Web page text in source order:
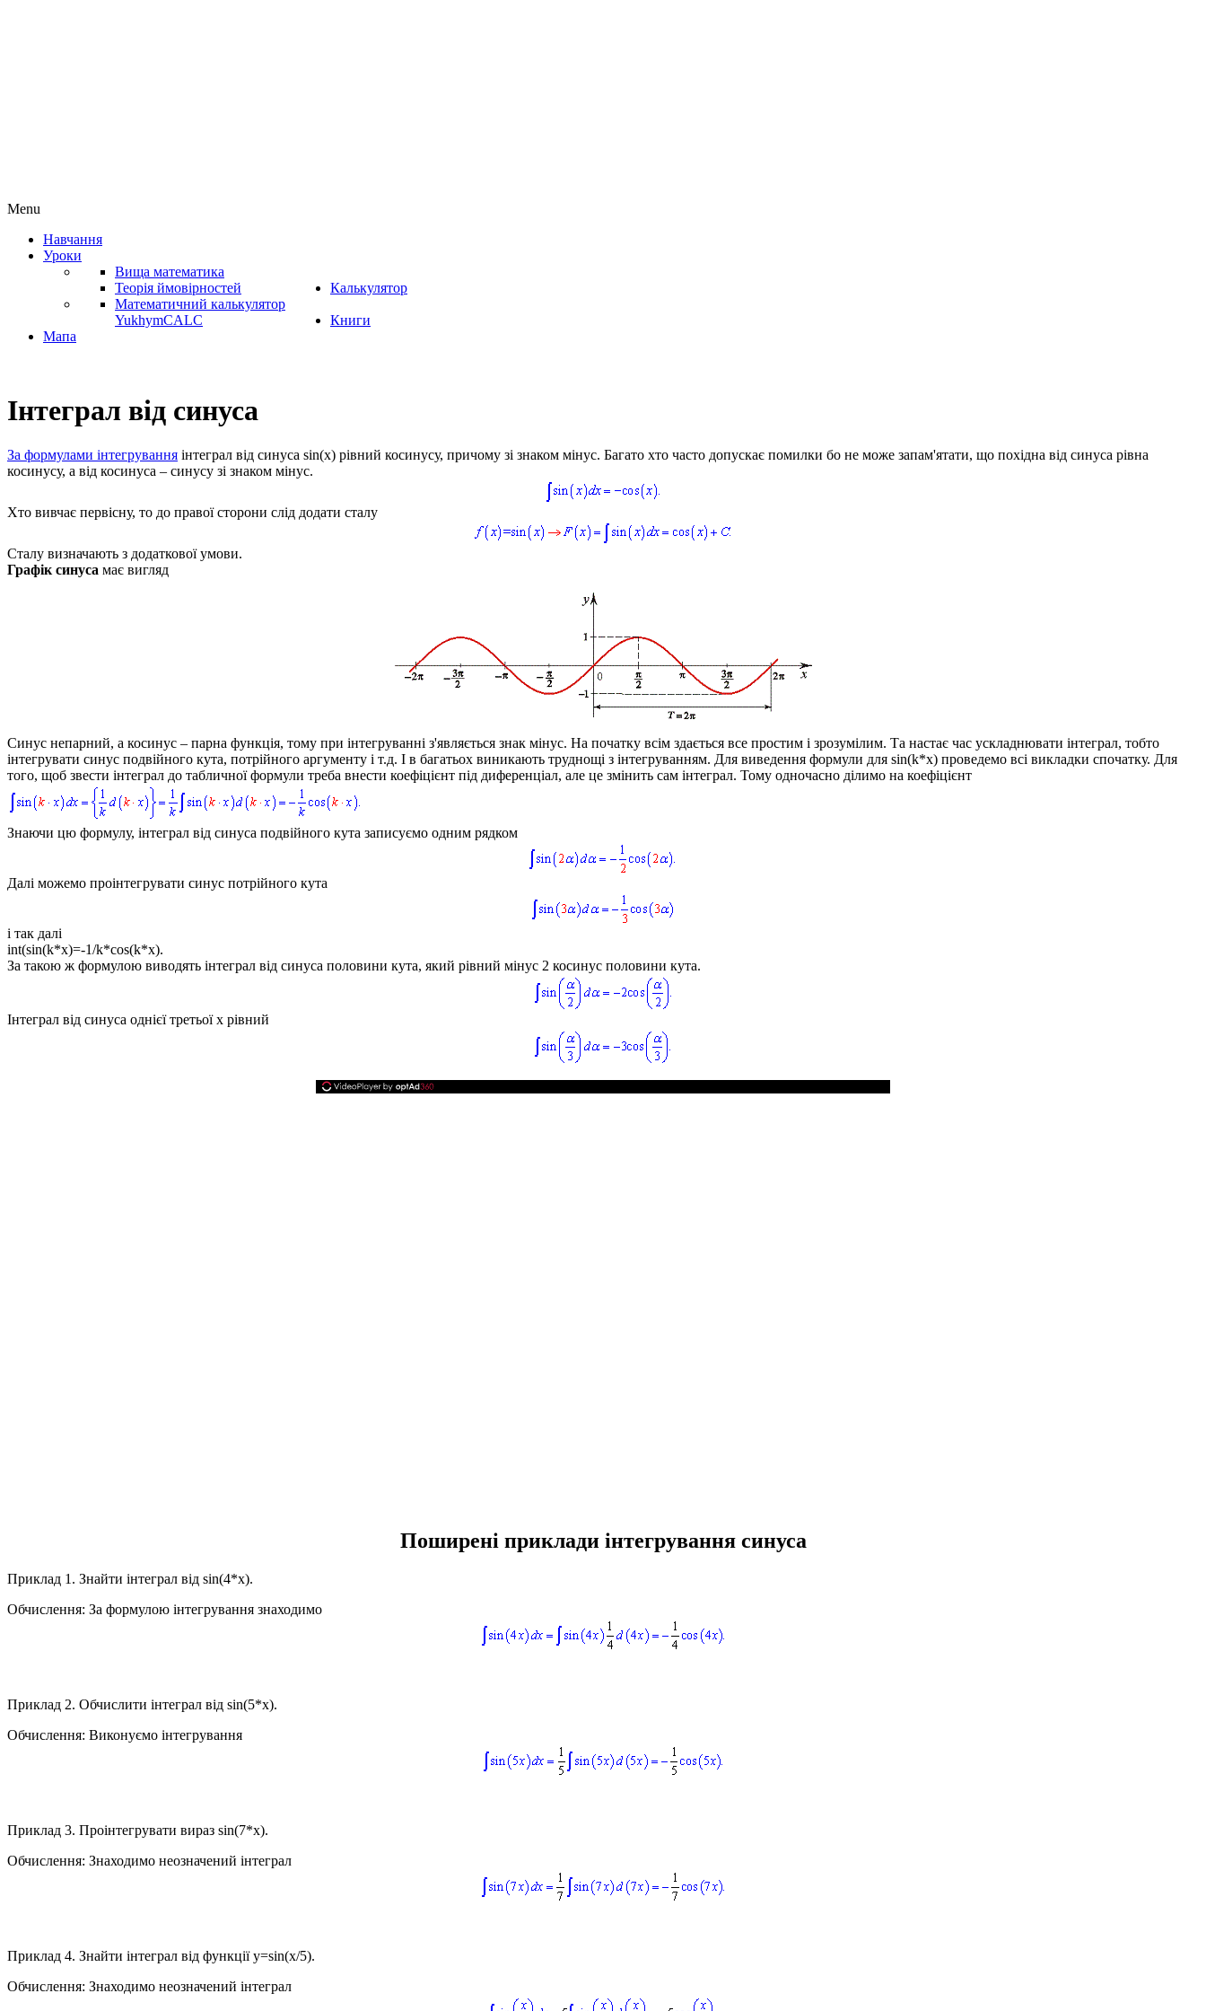
Menu
Навчання
Уроки
Вища математика
Теорія ймовірностей
Калькулятор
Математичний калькулятор
YukhymCALC
Книги
Мапа
Інтеграл від синуса
За формулами інтегрування інтеграл від синуса sin(x) рівний косинусу, причому зі знаком мінус. Багато хто часто допускає помилки бо не може запам'ятати, що похідна від синуса рівна
косинусу, а від косинуса – синусу зі знаком мінус.
Хто вивчає первісну, то до правої сторони слід додати сталу
Сталу визначають з додаткової умови.
Графік синуса має вигляд
Синус непарний, а косинус – парна функція, тому при інтегруванні з'являється знак мінус. На початку всім здається все простим і зрозумілим. Та настає час ускладнювати інтеграл, тобто
інтегрувати синус подвійного кута, потрійного аргументу і т.д. І в багатьох виникають труднощі з інтегруванням. Для виведення формули для sin(k*x) проведемо всі викладки спочатку. Для
того, щоб звести інтеграл до табличної формули треба внести коефіцієнт під диференціал, але це змінить сам інтеграл. Тому одночасно ділимо на коефіцієнт
Знаючи цю формулу, інтеграл від синуса подвійного кута записуємо одним рядком
Далі можемо проінтегрувати синус потрійного кута
і так далі
int(sin(k*x)=-1/k*cos(k*x).
За такою ж формулою виводять інтеграл від синуса половини кута, який рівний мінус 2 косинус половини кута.
Інтеграл від синуса однієї третьої х рівний
Поширені приклади інтегрування синуса
Приклад 1. Знайти інтеграл від sin(4*x).
Обчислення: За формулою інтегрування знаходимо
Приклад 2. Обчислити інтеграл від sin(5*x).
Обчислення: Виконуємо інтегрування
Приклад 3. Проінтегрувати вираз sin(7*x).
Обчислення: Знаходимо неозначений інтеграл
Приклад 4. Знайти інтеграл від функціїy=sin(x/5).
Обчислення: Знаходимо неозначений інтеграл